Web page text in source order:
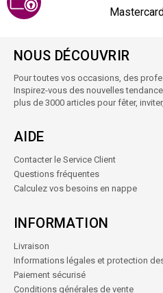
NOUS DÉCOUVRIR
Pour toutes vos occasions, des
Inspirez-vous des nouvelles
plus de 3000 articles pour fêter,
AIDE
Contacter le Service Client
Questions fréquentes
Calculez vos besoins en nappe
INFORMATION
Livraison
Informations légales et protection
Paiement sécurisé
Conditions générales de vente